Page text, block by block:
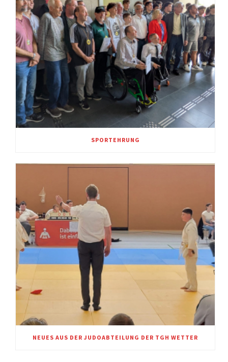
SPORTEHRUNG
NEUES AUS DER JUDOABTEILUNG DER TGH WETTER